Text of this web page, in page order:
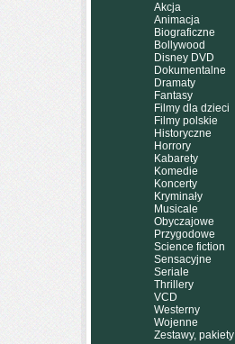
Akcja
Animacja
Biograficzne
Bollywood
Disney DVD
Dokumentalne
Dramaty
Fantasy
Filmy dla dzieci
Filmy polskie
Historyczne
Horrory
Kabarety
Komedie
Koncerty
Kryminały
Musicale
Obyczajowe
Przygodowe
Science fiction
Sensacyjne
Seriale
Thrillery
VCD
Westerny
Wojenne
Zestawy, pakiety